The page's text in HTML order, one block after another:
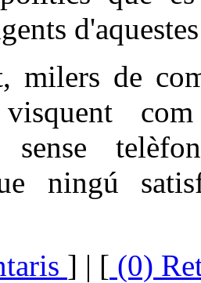
milers de
visquent
sense
ningú
] | [ (0)